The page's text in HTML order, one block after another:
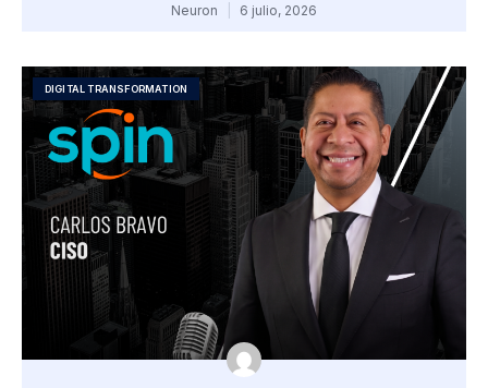
Neuron 6 julio, 2026
DIGITAL TRANSFORMATION